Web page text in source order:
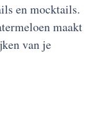
en mocktails.
maakt
van je